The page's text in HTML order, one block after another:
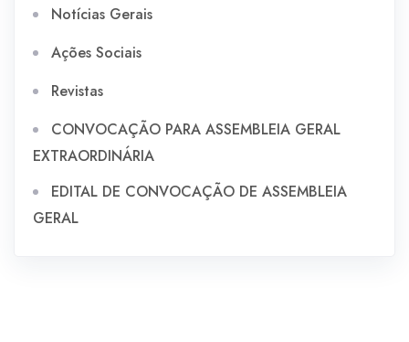
Notícias Gerais
Ações Sociais
Revistas
CONVOCAÇÃO PARA ASSEMBLEIA GERAL
EXTRAORDINÁRIA
EDITAL DE CONVOCAÇÃO DE ASSEMBLEIA
GERAL